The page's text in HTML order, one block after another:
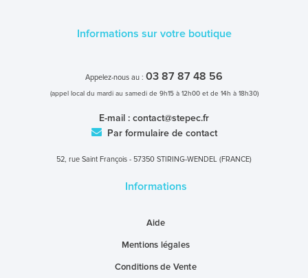
Informations sur votre boutique
Appelez-nous au : 03 87 87 48 56
(appel local du mardi au samedi de 9h15 à 12h00 et de 14h à 18h30)
E-mail : contact@stepec.fr
Par formulaire de contact
52, rue Saint François - 57350 STIRING-WENDEL (FRANCE)
Informations
Aide
Mentions légales
Conditions de Vente